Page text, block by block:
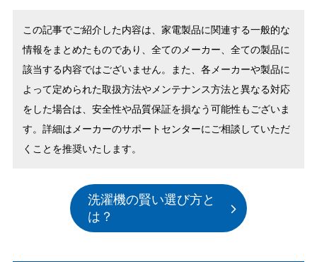
この記事でご紹介した内容は、家電製品に関連する一般的な
情報をまとめたものであり、全てのメーカー、全ての製品に
該当する内容ではございません。また、各メーカーや製品に
よって定められた取扱方法やメンテナンス方法と異なる対応
をした場合は、安全性や品質保証を損なう可能性もございま
す。詳細はメーカーのサポートセンターにご相談していただ
くことを推奨いたします。
洗濯機の賢い選び方と
は？